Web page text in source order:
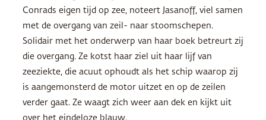
Conrads eigen tijd op zee, noteert Jasanoff, viel samen
met de overgang van zeil- naar stoomschepen.
Solidair met het onderwerp van haar boek betreurt zij
die overgang. Ze kotst haar ziel uit haar lijf van
zeeziekte, die acuut ophoudt als het schip waarop zij
is aangemonsterd de motor uitzet en op de zeilen
verder gaat. Ze waagt zich weer aan dek en kijkt uit
over het eindeloze blauw.